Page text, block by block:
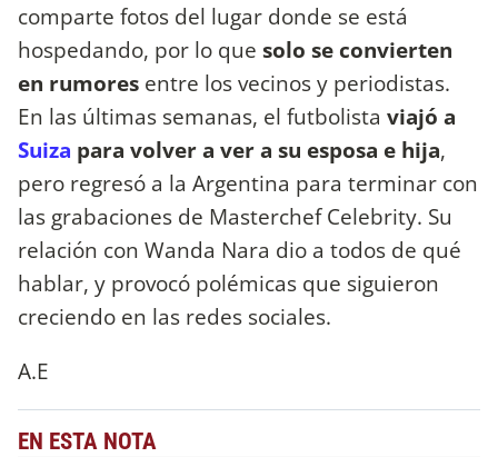
comparte fotos del lugar donde se está
hospedando, por lo que solo se convierten
en rumores entre los vecinos y periodistas.
En las últimas semanas, el futbolista viajó a
Suiza para volver a ver a su esposa e hija,
pero regresó a la Argentina para terminar con
las grabaciones de Masterchef Celebrity. Su
relación con Wanda Nara dio a todos de qué
hablar, y provocó polémicas que siguieron
creciendo en las redes sociales.
A.E
EN ESTA NOTA